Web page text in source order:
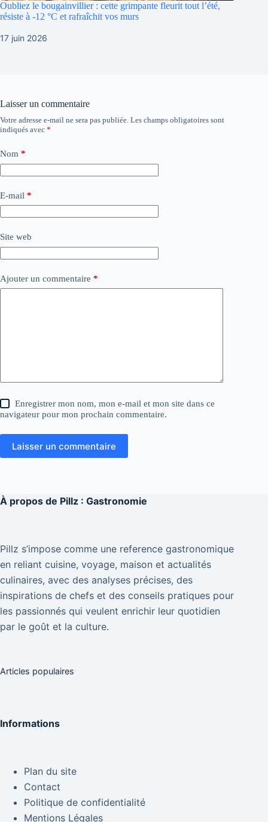
Oubliez le bougainvillier : cette grimpante fleurit tout l’été,
résiste à -12 °C et rafraîchit vos murs
17 juin 2026
Laisser un commentaire
Votre adresse e-mail ne sera pas publiée. Les champs obligatoires sont
indiqués avec *
Nom *
E-mail *
Site web
Ajouter un commentaire *
Enregistrer mon nom, mon e-mail et mon site dans ce
navigateur pour mon prochain commentaire.
Laisser un commentaire
À propos de Pillz : Gastronomie
Pillz s’impose comme une reference gastronomique
en reliant cuisine, voyage, maison et actualités
culinaires, avec des analyses précises, des
inspirations de chefs et des conseils pratiques pour
les passionnés qui veulent enrichir leur quotidien
par le goût et la culture.
Articles populaires
Informations
Plan du site
Contact
Politique de confidentialité
Mentions Légales